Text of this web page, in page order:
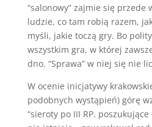
“salonowy” zajmie się przede
ludzie, co tam robią razem,
myśli, jakie toczą gry. Bo
wszystkim gra, w której
dno. “Sprawa” w niej się nie
W ocenie inicjatywy
podobnych wystąpień) górę
“sieroty po III RP.